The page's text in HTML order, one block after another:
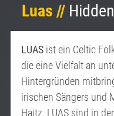
Luas //
LUAS ist ein Celtic
die eine Vielfalt an
Hintergründen
irischen Sängers und
Haitz. LUAS sind in